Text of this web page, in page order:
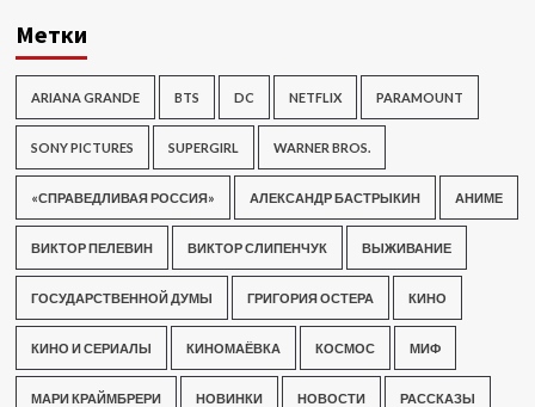
Метки
ARIANA GRANDE BTS DC NETFLIX PARAMOUNT
SONY PICTURES SUPERGIRL WARNER BROS.
«СПРАВЕДЛИВАЯ РОССИЯ» АЛЕКСАНДР БАСТРЫКИН АНИМЕ
ВИКТОР ПЕЛЕВИН ВИКТОР СЛИПЕНЧУК ВЫЖИВАНИЕ
ГОСУДАРСТВЕННОЙ ДУМЫ ГРИГОРИЯ ОСТЕРА КИНО
КИНО И СЕРИАЛЫ КИНОМАЁВКА КОСМОС МИФ
МАРИ КРАЙМБРЕРИ НОВИНКИ НОВОСТИ РАССКАЗЫ